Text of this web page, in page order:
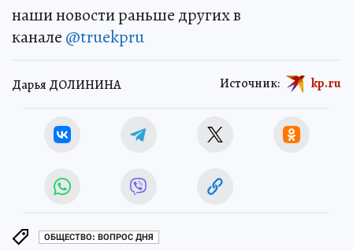
наши новости раньше других в
канале @truekpru
Дарья ДОЛИНИНА Источник: kp.ru
ОБЩЕСТВО: ВОПРОС ДНЯ